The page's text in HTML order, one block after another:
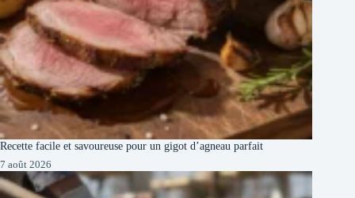
Recette facile et savoureuse pour un gigot d’agneau parfait
7 août 2026